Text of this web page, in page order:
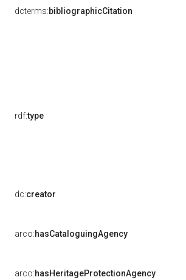
dcterms:bibliographicCitation
rdf:type
dc:creator
arco:hasCataloguingAgency
arco:hasHeritageProtectionAgency